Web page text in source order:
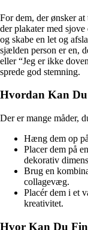
For dem, der ønsker
der plakater med
og skabe en let og
sjælden person er en,
eller “Jeg er ikke
sprede god stemning.
Hvordan Kan
Der er mange måder,
Hæng dem op
Placer dem på
dekorativ
Brug en
collagevæg.
Placér dem i et
kreativitet.
Hvor Kan Du